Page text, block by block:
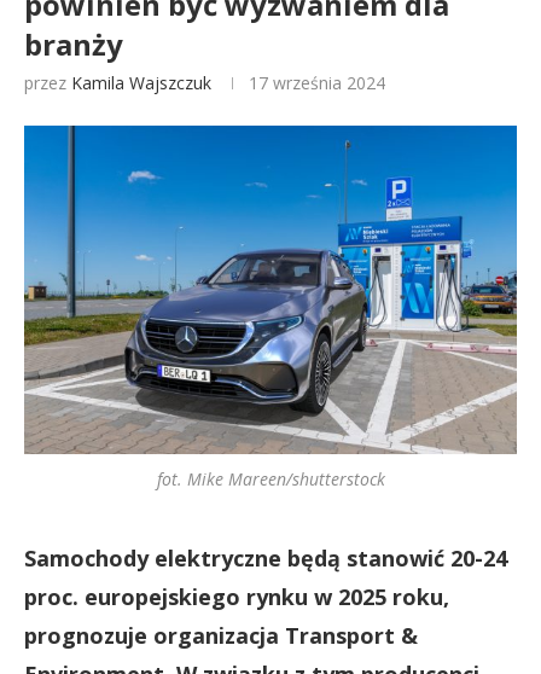
branży
przez Kamila Wajszczuk 17 września 2024
fot. Mike Mareen/shutterstock
Samochody elektryczne będą stanowić 20-24
proc. europejskiego rynku w 2025 roku,
prognozuje organizacja Transport &